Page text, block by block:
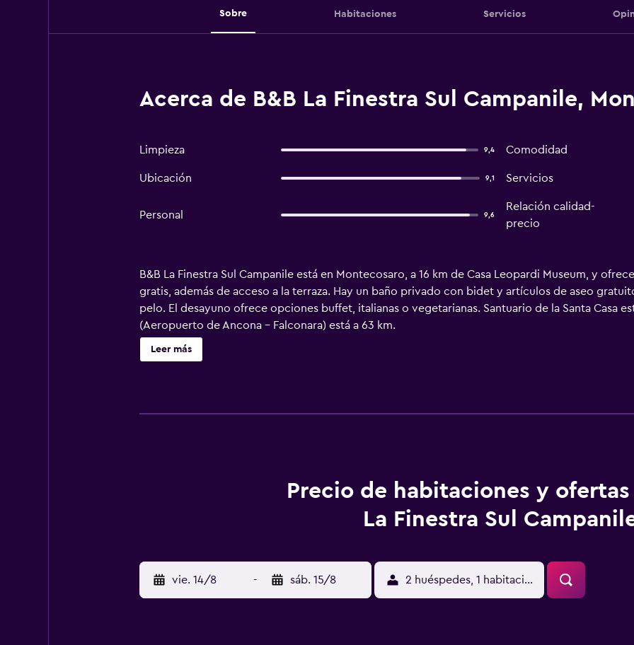
Sobre Habitaciones Servicios
Acerca de B&B La Finestra Sul Campanile,
Limpieza 9,4 Comodidad
Ubicación 9,1 Servicios
Personal 9,6
Relación calidad-
precio
B&B La Finestra Sul Campanile está en Montecosaro, a 16 km de Casa Leopardi Museum, y
gratis, además de acceso a la terraza. Hay un baño privado con bidet y artículos de aseo
pelo. El desayuno ofrece opciones buffet, italianas o vegetarianas. Santuario de la Santa Casa
(Aeropuerto de Ancona – Falconara) está a 63 km.
Leer más
Precio de habitaciones y ofertas
La Finestra Sul
vie. 14/8 - sáb. 15/8 2 huéspedes, 1 habitación